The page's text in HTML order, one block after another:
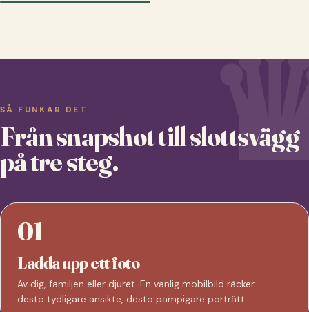
SÅ FUNKAR DET
Från snapshot till slottsvägg
på tre steg.
01
Ladda upp ett foto
Av dig, familjen eller djuret. En vanlig mobilbild räcker —
desto tydligare ansikte, desto pampigare porträtt.